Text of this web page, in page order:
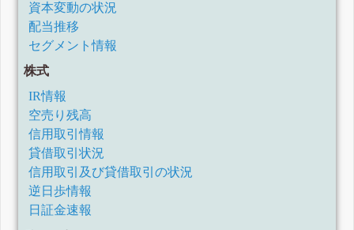
資本変動の状況
配当推移
セグメント情報
株式
IR情報
空売り残高
信用取引情報
貸借取引状況
信用取引及び貸借取引の状況
逆日歩情報
日証金速報